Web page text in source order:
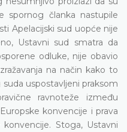
spornog članka nastupile
Apelacijski sud uopće nije
Ustavni sud smatra da
odluke, nije obavio
na način kako to
uspostavljeni praksom
ravnoteže između
konvencije i prava
Stoga, Ustavni